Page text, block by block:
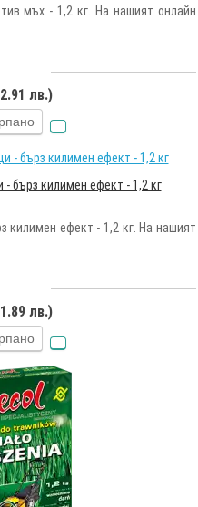
мъх - 1,2 кг. На нашият онлайн
лв.)
бърз килимен ефект - 1,2 кг
килимен ефект - 1,2 кг. На нашият
лв.)